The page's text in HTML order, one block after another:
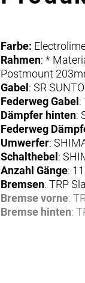
Farbe:
Rahmen: *
Postmount
Gabel : SR
Federweg Gabel :
Dämpfer hinten:
Federweg
Umwerfer:
Schalthebel :
Anzahl Gänge: 11
Bremsen: TRP
Bremse vorne:
Bremse hinten: